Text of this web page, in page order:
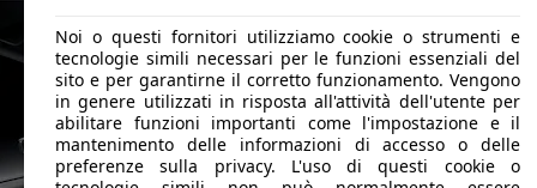
Noi o questi fornitori utilizziamo cookie o strumenti e
tecnologie simili necessari per le funzioni essenziali del
sito e per garantirne il corretto funzionamento. Vengono
in genere utilizzati in risposta all'attività dell'utente per
abilitare funzioni importanti come l'impostazione e il
mantenimento delle informazioni di accesso o delle
preferenze sulla privacy. L'uso di questi cookie o